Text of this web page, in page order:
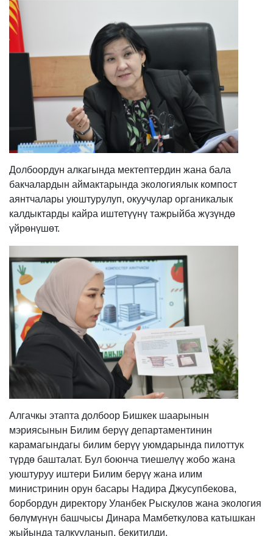
Долбоордун алкагында мектептердин жана бала
бакчалардын аймактарында экологиялык компост
аянтчалары уюштурулуп, окуучулар органикалык
калдыктарды кайра иштетүүнү тажрыйба жүзүндө
үйрөнүшөт.
Алгачкы этапта долбоор Бишкек шаарынын
мэриясынын Билим берүү департаментинин
карамагындагы билим берүү уюмдарында пилоттук
түрдө башталат. Бул боюнча тиешелүү жобо жана
уюштуруу иштери Билим берүү жана илим
министринин орун басары Надира Джусупбекова,
борбордун директору Уланбек Рыскулов жана экология
бөлүмүнүн башчысы Динара Мамбеткулова катышкан
жыйында талкууланып, бекитилди.